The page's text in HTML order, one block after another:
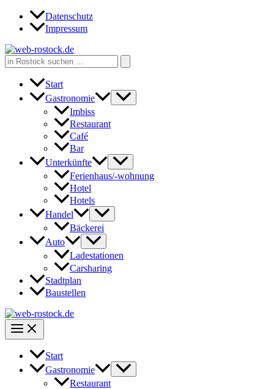
Zum
Inhalt
Datenschutz
Impressum
Search
for:
Start
Gastronomie
Imbiss
Restaurant
Café
Bar
Unterkünfte
Ferienhaus/-wohnung
Hotel
Hotels
Handel
Bäckerei
Auto
Ladestationen
Carsharing
Stadtplan
Baustellen
Start
Gastronomie
Restaurant